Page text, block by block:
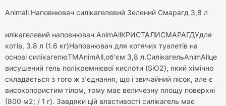
Animall Наповнювач силікагелевий Зелений Смарагд 3,8 л
илікагелевий наповнювач AnimAllКРИСТАЛИСМАРАГДУдля
котів, 3.8 л (1.6 кг)Наповнювач для котячих туалетів на
основі силікагелюTMAnimAll,об'єм 3,8 л.СилікагельAnimAllце
висушений гель полікремнієвої кислоти (SiO2), який хімічно
складається з того ж з'єднання, що і звичайний пісок, але є
високопористим тілом, тому має величезну площу поверхні
(800 м2; / 1 г). Завдяки цій властивості силікагель має